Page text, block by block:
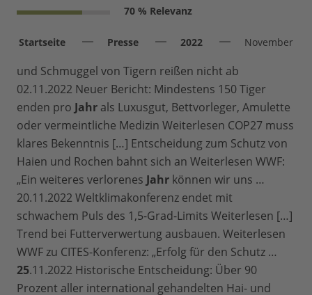
70 % Relevanz
Startseite Presse 2022 November
und Schmuggel von Tigern reißen nicht ab
02.11.2022 Neuer Bericht: Mindestens 150 Tiger
enden pro Jahr als Luxusgut, Bettvorleger, Amulette
oder vermeintliche Medizin Weiterlesen COP27 muss
klares Bekenntnis […] Entscheidung zum Schutz von
Haien und Rochen bahnt sich an Weiterlesen WWF:
„Ein weiteres verlorenes Jahr können wir uns …
20.11.2022 Weltklimakonferenz endet mit
schwachem Puls des 1,5-Grad-Limits Weiterlesen […]
Trend bei Futterverwertung ausbauen. Weiterlesen
WWF zu CITES-Konferenz: „Erfolg für den Schutz …
25.11.2022 Historische Entscheidung: Über 90
Prozent aller international gehandelten Hai- und